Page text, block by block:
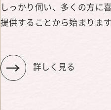
しっかり伺い、多くの方に
提供することから始まりま
詳しく見る